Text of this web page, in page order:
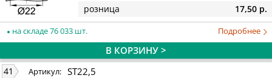
розница
17,50 р.
на складе 76 033 шт. Подробнее
В КОРЗИНУ >
41 Артикул: ST22,5